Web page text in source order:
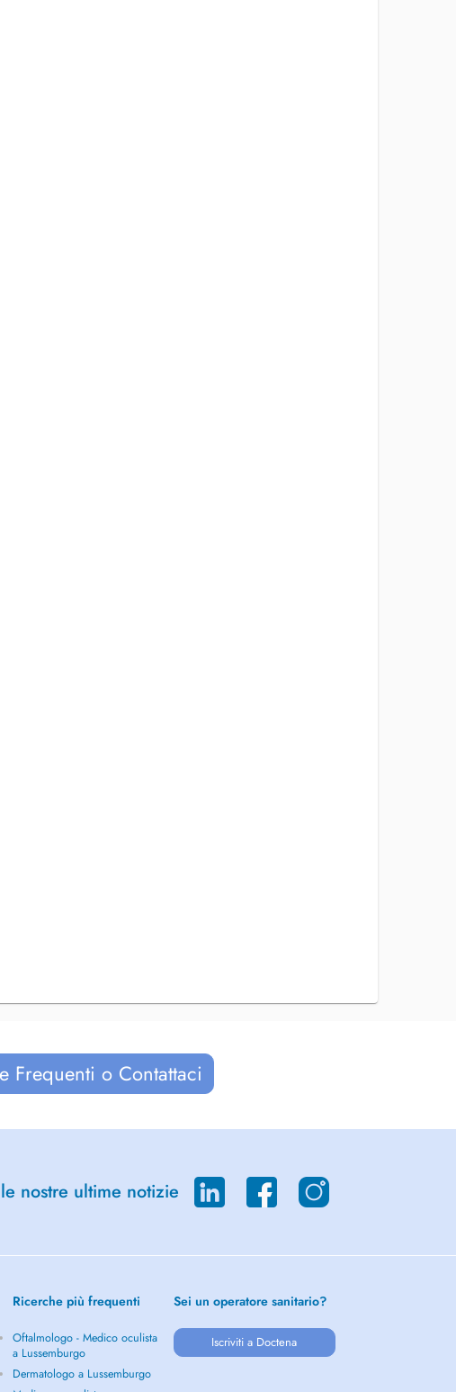
Frequenti o Contattaci
nostre ultime notizie
Ricerche più frequenti
Oftalmologo - Medico oculista
a Lussemburgo
Dermatologo a Lussemburgo
Sei un operatore sanitario?
Iscriviti a Doctena